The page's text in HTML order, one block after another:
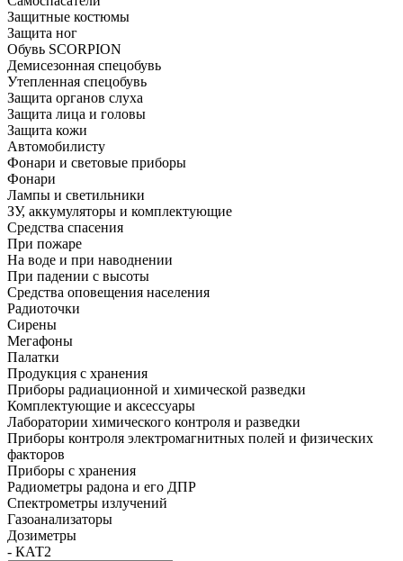
Защитные костюмы
Защита ног
Обувь SCORPION
Демисезонная спецобувь
Утепленная спецобувь
Защита органов слуха
Защита лица и головы
Защита кожи
Автомобилисту
Фонари и световые приборы
Фонари
Лампы и светильники
ЗУ, аккумуляторы и комплектующие
Средства спасения
При пожаре
На воде и при наводнении
При падении с высоты
Средства оповещения населения
Радиоточки
Сирены
Мегафоны
Палатки
Продукция с хранения
Приборы радиационной и химической разведки
Комплектующие и аксессуары
Лаборатории химического контроля и разведки
Приборы контроля электромагнитных полей и физических
факторов
Приборы с хранения
Радиометры радона и его ДПР
Спектрометры излучений
Газоанализаторы
Дозиметры
- КАТ2